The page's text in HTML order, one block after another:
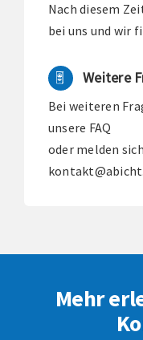
Nach diesem
bei uns und wir
Weitere
Bei weiteren
unsere FAQ
oder melden
Mehr